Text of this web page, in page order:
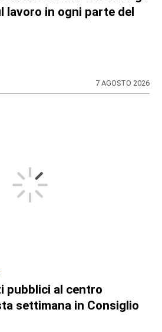
lavoro in ogni parte del
7 AGOSTO 2026
pubblici al centro
settimana in Consiglio